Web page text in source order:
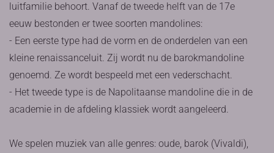
luitfamilie behoort. Vanaf de tweede helft van de 17e
eeuw bestonden er twee soorten mandolines:
- Een eerste type had de vorm en de onderdelen van een
kleine renaissanceluit. Zij wordt nu de barokmandoline
genoemd. Ze wordt bespeeld met een vederschacht.
- Het tweede type is de Napolitaanse mandoline die in de
academie in de afdeling klassiek wordt aangeleerd.
We spelen muziek van alle genres: oude, barok (Vivaldi),